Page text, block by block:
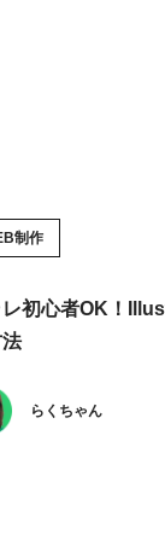
制作
レ初心者OK！
らくちゃん